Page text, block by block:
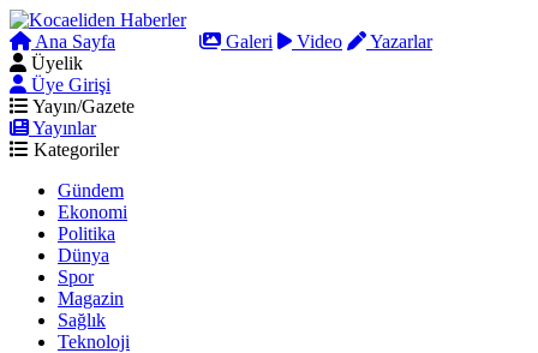
Ana Sayfa Galeri Video
Yazarlar
Üyelik
Üye Girişi
Yayın/Gazete
Yayınlar
Kategoriler
Gündem
Ekonomi
Politika
Dünya
Spor
Magazin
Sağlık
Teknoloji